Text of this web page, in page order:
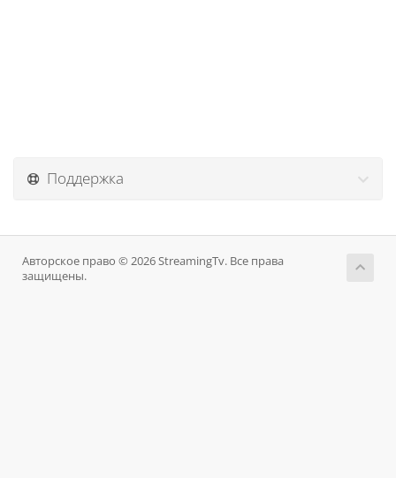
Поддержка
Авторское право © 2026 StreamingTv. Все права
защищены.